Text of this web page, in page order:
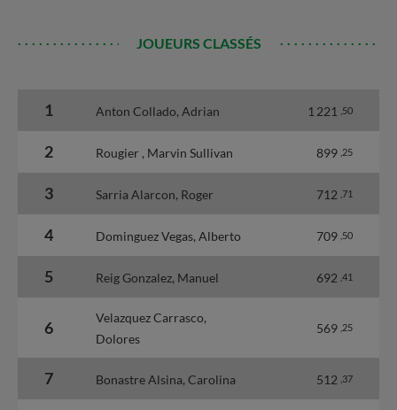
JOUEURS CLASSÉS
1 Anton Collado, Adrian 1 221 ,50
2 Rougier , Marvin Sullivan 899 ,25
3 Sarria Alarcon, Roger 712 ,71
4 Dominguez Vegas, Alberto 709 ,50
5 Reig Gonzalez, Manuel 692 ,41
6
Velazquez Carrasco,
Dolores
569 ,25
7 Bonastre Alsina, Carolina 512 ,37